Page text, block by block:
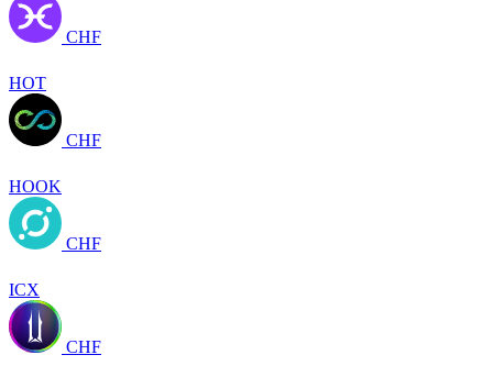
CHF
HOT
CHF
HOOK
CHF
ICX
CHF